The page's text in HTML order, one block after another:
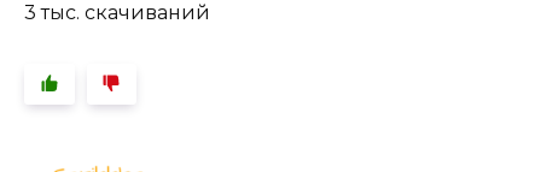
3 тыс. скачиваний